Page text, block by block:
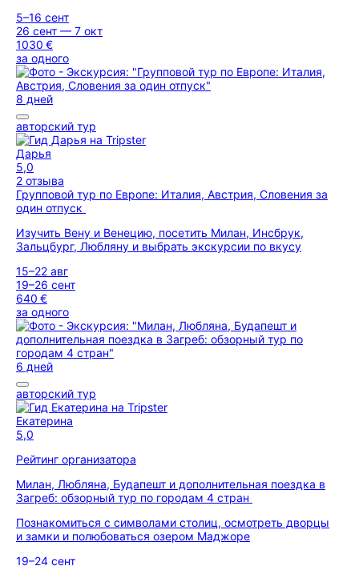
5–16 сент
26 сент — 7 окт
1030 €
за одного
8 дней
авторский тур
Дарья
5,0
2 отзыва
Групповой тур по Европе: Италия, Австрия, Словения за
один отпуск
Изучить Вену и Венецию, посетить Милан, Инсбрук,
Зальцбург, Любляну и выбрать экскурсии по вкусу
15–22 авг
19–26 сент
640 €
за одного
6 дней
авторский тур
Екатерина
5,0
Рейтинг организатора
Милан, Любляна, Будапешт и дополнительная поездка в
Загреб: обзорный тур по городам 4 стран
Познакомиться с символами столиц, осмотреть дворцы
и замки и полюбоваться озером Маджоре
19–24 сент